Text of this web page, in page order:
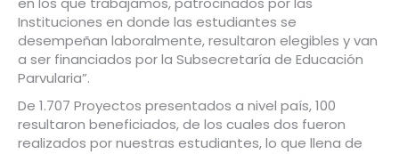
Instituciones en donde las estudiantes se
desempeñan laboralmente, resultaron elegibles y van
a ser financiados por la Subsecretaría de Educación
Parvularia”.
De 1.707 Proyectos presentados a nivel país, 100
resultaron beneficiados, de los cuales dos fueron
realizados por nuestras estudiantes, lo que llena de